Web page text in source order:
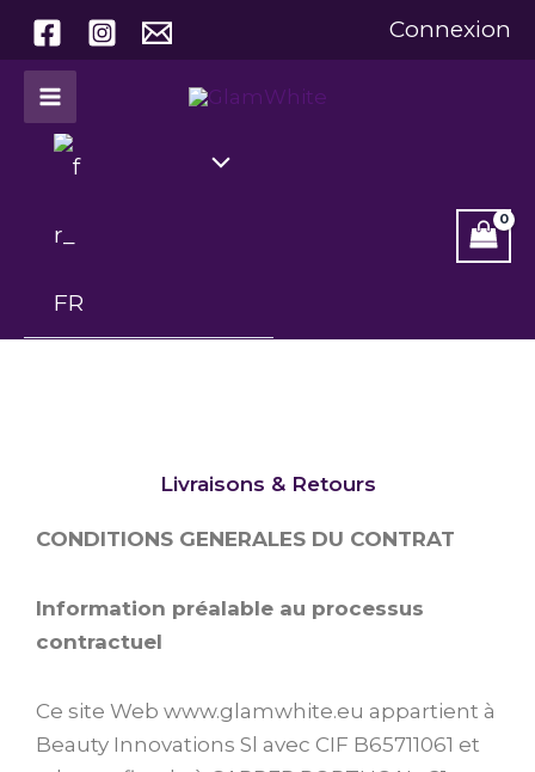
Aller
contenu
Connexion
Livraisons & Retours
CONDITIONS GENERALES DU CONTRAT
Information préalable au processus
contractuel
Ce site Web www.glamwhite.eu appartient à
Beauty Innovations Sl avec CIF B65711061 et